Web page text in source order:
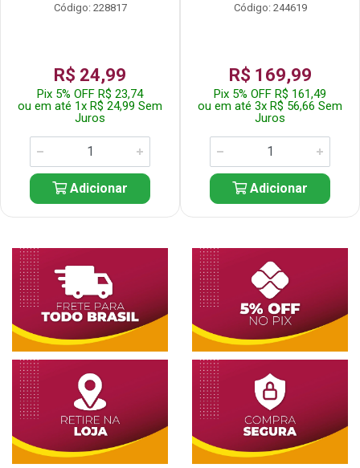
Código: 228817
R$ 24,99
Pix 5% OFF R$ 23,74
ou em até 1x R$ 24,99 Sem
Juros
Adicionar
Código: 244619
R$ 169,99
Pix 5% OFF R$ 161,49
ou em até 3x R$ 56,66 Sem
Juros
Adicionar